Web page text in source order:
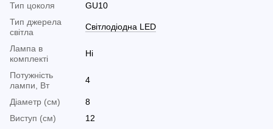
Тип цоколя
GU10
Тип джерела
світла
Світлодіодна LED
Лампа в
комплекті
Ні
Потужність
лампи, Вт
4
Діаметр (см)
8
Виступ (см)
12